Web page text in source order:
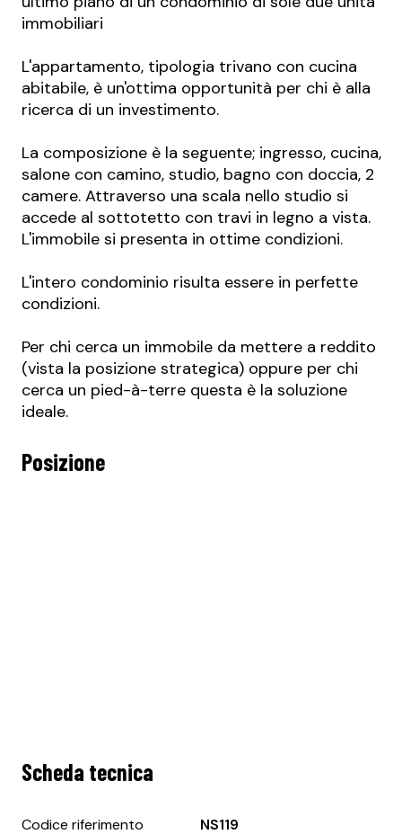
immobiliari
L'appartamento, tipologia trivano con cucina
abitabile, è un'ottima opportunità per chi è alla
ricerca di un investimento.
La composizione è la seguente; ingresso, cucina,
salone con camino, studio, bagno con doccia, 2
camere. Attraverso una scala nello studio si
accede al sottotetto con travi in legno a vista.
L'immobile si presenta in ottime condizioni.
L'intero condominio risulta essere in perfette
condizioni.
Per chi cerca un immobile da mettere a reddito
(vista la posizione strategica) oppure per chi
cerca un pied-à-terre questa è la soluzione
ideale.
Posizione
Scheda tecnica
Codice riferimento NS119